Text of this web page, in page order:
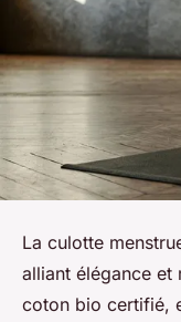
La culotte
alliant élégance et
coton bio certifié,